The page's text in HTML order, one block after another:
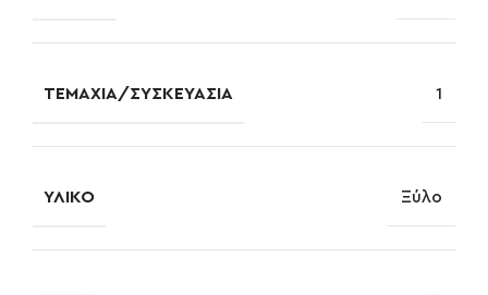
ΤΕΜΆΧΙΑ/ΣΥΣΚΕΥΑΣΊΑ 1
ΥΛΙΚΌ Ξύλο